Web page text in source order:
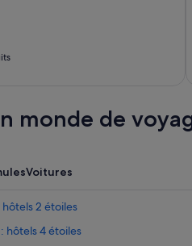
monde de
Voitures
2 étoiles
hôtels 4 étoiles